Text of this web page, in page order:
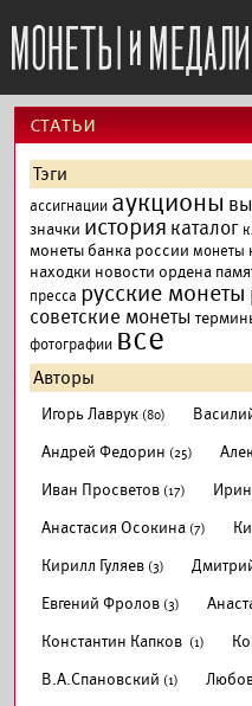
cтатьи
Тэги
ассигнации аукционы
значки история каталог
монеты банка россии монеты
находки новости ордена
пресса русские монеты
советские монеты
фотографии все
Авторы
Игорь Лаврук (80)
Андрей Федорин (25)
Иван Просветов (17)
Анастасия Осокина (7)
Кирилл Гуляев (3)
Евгений Фролов (3)
Константин Капков (1)
В.А.Спановский (1)